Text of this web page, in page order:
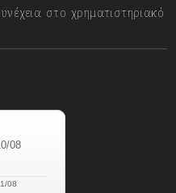
στο χρηματιστηριακό